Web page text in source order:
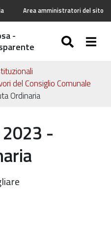
Area amministratori del sito
-
del Consiglio Comunale
Ordinaria
-